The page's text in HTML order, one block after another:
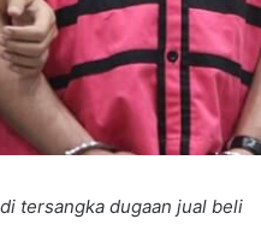
tersangka dugaan jual beli